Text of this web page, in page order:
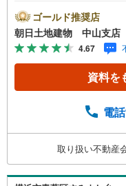
とりつぎ * * * *
した♪ご成約件
す！☆JR横浜線
地建物中山店』
合言葉に全13
告掲載していな
替えってどうす
す！お問い合わ
ゴールド推奨店
朝日土地建物 中山支
4.67
資料を
電
取り扱い不動産